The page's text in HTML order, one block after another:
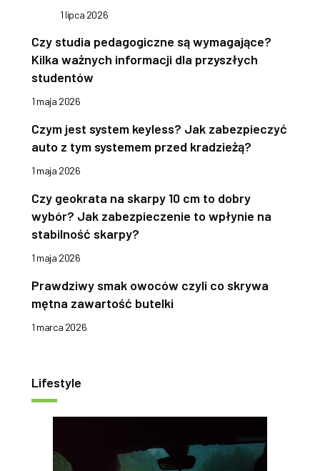
1 lipca 2026
Czy studia pedagogiczne są wymagające?
Kilka ważnych informacji dla przyszłych
studentów
1 maja 2026
Czym jest system keyless? Jak zabezpieczyć
auto z tym systemem przed kradzieżą?
1 maja 2026
Czy geokrata na skarpy 10 cm to dobry
wybór? Jak zabezpieczenie to wpłynie na
stabilność skarpy?
1 maja 2026
Prawdziwy smak owoców czyli co skrywa
mętna zawartość butelki
1 marca 2026
Lifestyle